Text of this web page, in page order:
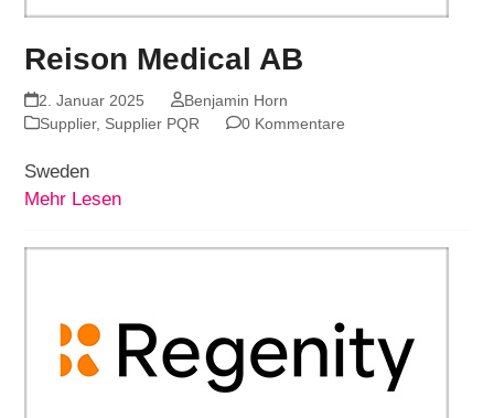
Reison Medical AB
2. Januar 2025
Benjamin Horn
Supplier, Supplier PQR 0 Kommentare
Sweden
Mehr Lesen